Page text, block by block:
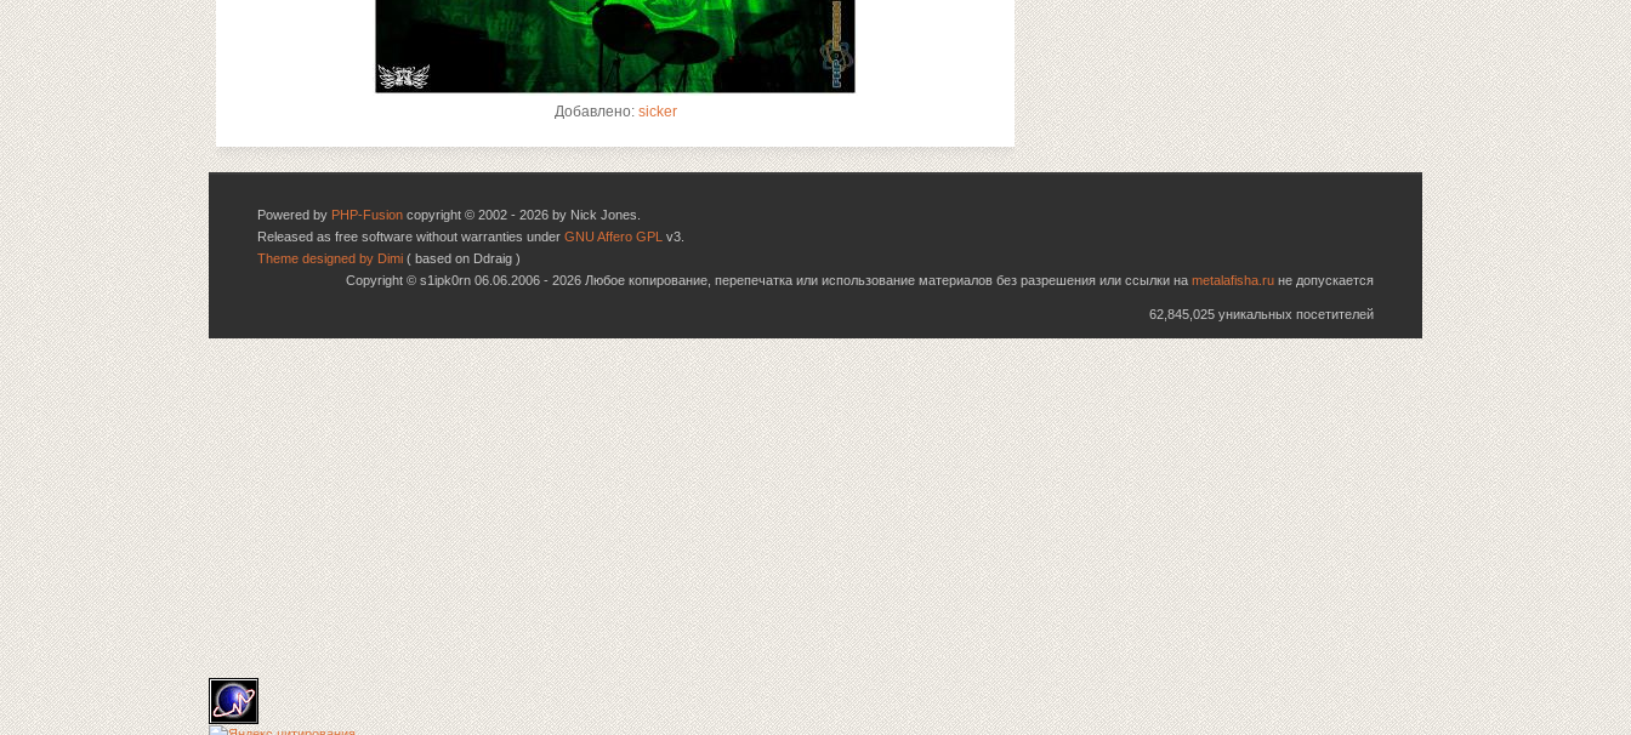
Добавлено: sicker
Powered by PHP-Fusion copyright © 2002 - 2026 by Nick Jones.
Released as free software without warranties under GNU Affero GPL v3.
Theme designed by Dimi ( based on Ddraig )
Copyright © s1ipk0rn 06.06.2006 - 2026 Любое копирование, перепечатка или использование материалов без разрешения или ссылки на metalafisha.ru не допускается
62,845,025 уникальных посетителей